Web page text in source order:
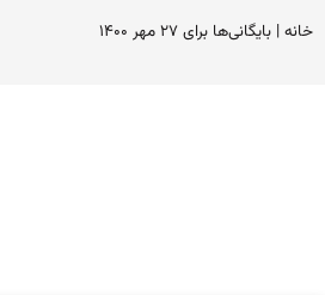
خانه| بایگانی‌ها برای ۲۷ مهر ۱۴۰۰